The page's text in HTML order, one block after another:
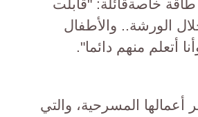
طاقة خاصةقائلة: "قابلت
الورشة.. والأطفال
أتعلم منهم دائما".
المسرحية، والتي